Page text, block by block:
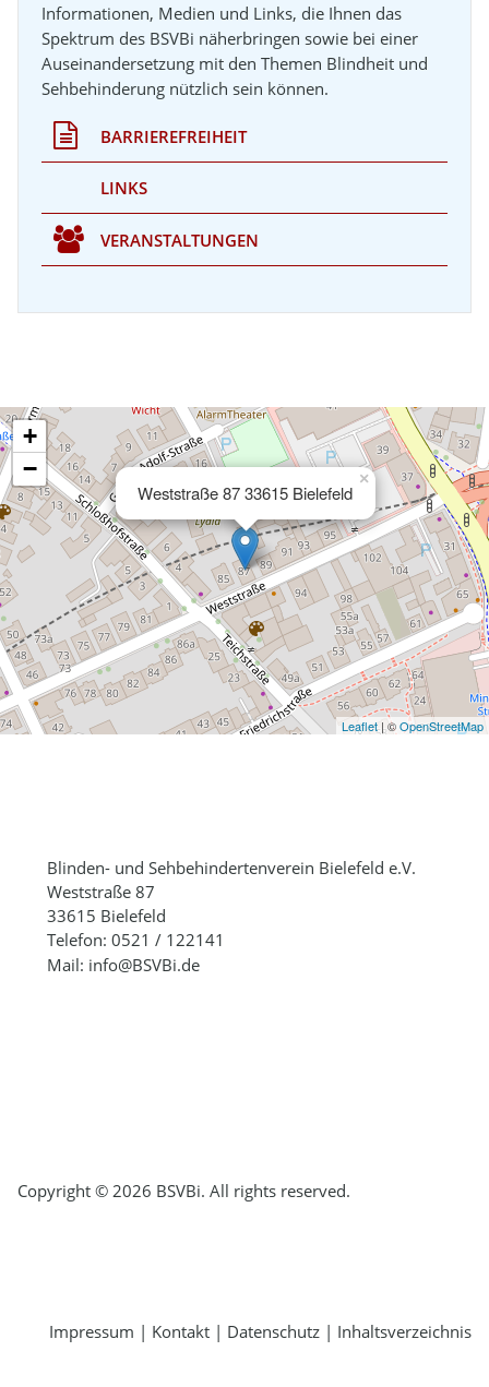
Informationen, Medien und Links, die Ihnen das
Spektrum des BSVBi näherbringen sowie bei einer
Auseinandersetzung mit den Themen Blindheit und
Sehbehinderung nützlich sein können.
BARRIEREFREIHEIT
LINKS
VERANSTALTUNGEN
Weststraße 87 33615 Bielefeld
×
+
−
Leaflet| ©OpenStreetMap
Blinden- und Sehbehindertenverein Bielefeld e.V.
Weststraße 87
33615 Bielefeld
Telefon: 0521 / 122141
Mail: info@BSVBi.de
Copyright © 2026 BSVBi. All rights reserved.
Impressum | Kontakt | Datenschutz | Inhaltsverzeichnis